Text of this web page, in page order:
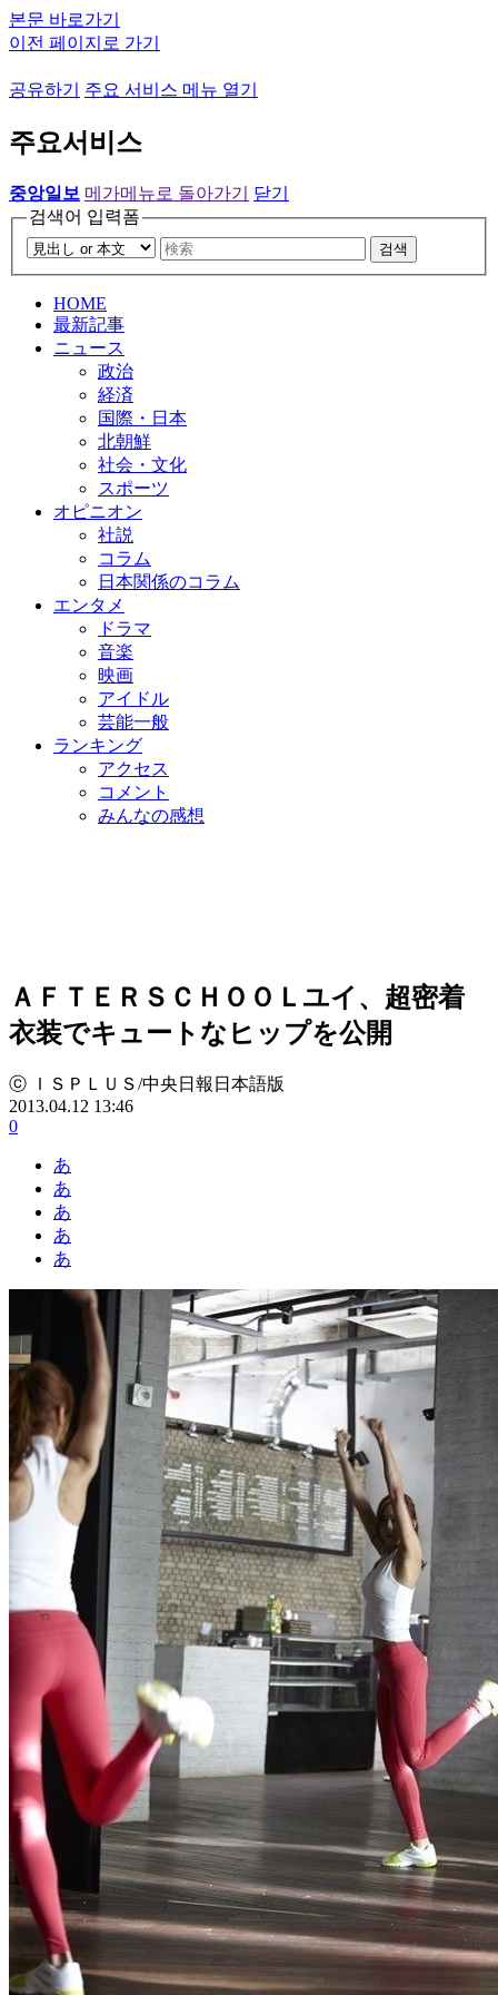
본문 바로가기
이전 페이지로 가기
공유하기 주요 서비스 메뉴 열기
주요서비스
중앙일보 메가메뉴로 돌아가기
닫기
검색어 입력폼
검색
HOME
最新記事
ニュース
政治
経済
国際・日本
北朝鮮
社会・文化
スポーツ
オピニオン
社説
コラム
日本関係のコラム
エンタメ
ドラマ
音楽
映画
アイドル
芸能一般
ランキング
アクセス
コメント
みんなの感想
ＡＦＴＥＲＳＣＨＯＯＬユイ、超密着
衣装でキュートなヒップを公開
ⓒ ＩＳＰＬＵＳ/中央日報日本語版
2013.04.12 13:46
0
あ
あ
あ
あ
あ